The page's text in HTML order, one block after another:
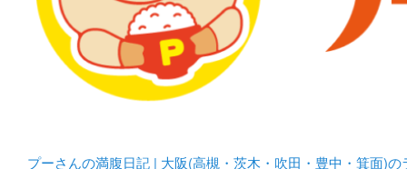
プーさんの満腹日記 | 大阪(高槻・茨木・吹田・豊中・箕面)